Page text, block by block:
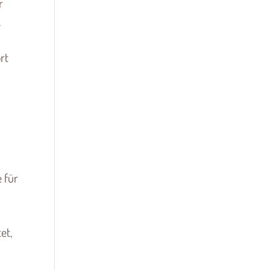
für